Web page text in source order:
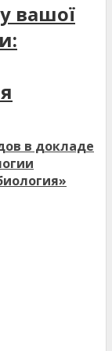
вашої
в докладе